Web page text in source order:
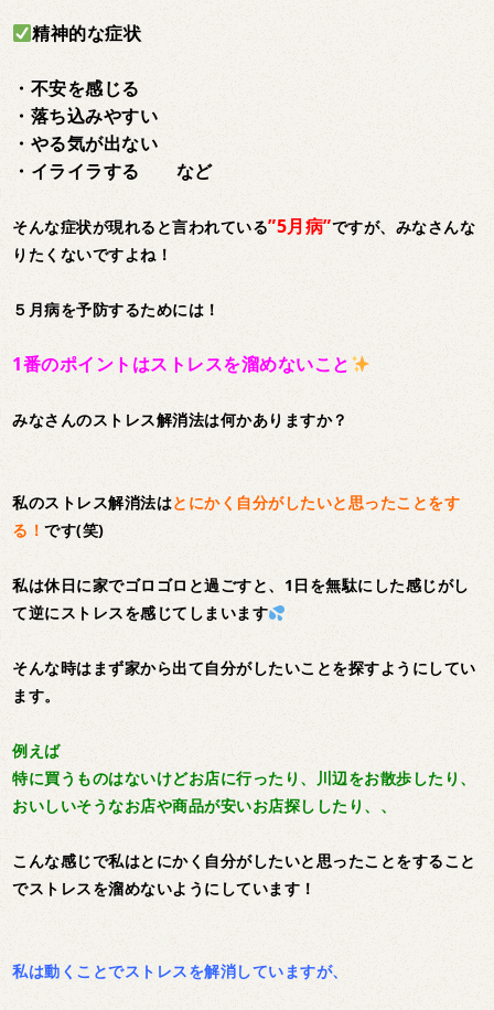
精神的な症状
・不安を感じる
・落ち込みやすい
・やる気が出ない
・イライラする など
そんな症状が現れると言われている”5月病”ですが、みなさんな
りたくないですよね！
５月病を予防するためには！
1番のポイントはストレスを溜めないこと
みなさんのストレス解消法は何かありますか？
私のストレス解消法はとにかく自分がしたいと思ったことをす
る！です(笑)
私は休日に家でゴロゴロと過ごすと、1日を無駄にした感じがし
て逆にストレスを感じてしまいます
そんな時はまず家から出て自分がしたいことを探すようにしてい
ます。
例えば
特に買うものはないけどお店に行ったり、川辺をお散歩したり、
おいしいそうなお店や商品が安いお店探ししたり、、
こんな感じで私はとにかく自分がしたいと思ったことをすること
でストレスを溜めないようにしています！
私は動くことでストレスを解消していますが、